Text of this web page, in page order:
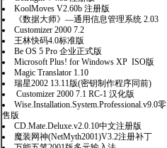
KoolMoves V2.60b 注册版
《数据大师》—通用信息管理系统 2.03
Customizer 2000 7.2
王林快码4.0标准版
Be OS 5 Pro 企业正式版
Microsoft Plus! for Windows XP ISO版
Magic Translator 1.10
瑞星2002 13.11版(密钥制作程序同前)
Customizer 2000 7.1 RC-1 汉化版
Wise.Installation.System.Professional.v9.0零
售版
CD.Mate.Deluxe.v2.0.10中文注册版
魔装网神(NetMyth2001)V3.2注册补丁